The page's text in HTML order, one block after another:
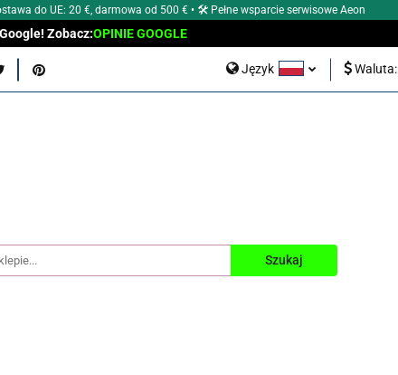
do UE: 20 €, darmowa od 500 € • 🛠 Pełne wsparcie serwisowe Aeon
Zobacz:OPINIE GOOGLE
Język Waluta:
MARKI ZEGARKI MĘSKIE